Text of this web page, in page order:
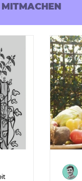
MITMACHEN